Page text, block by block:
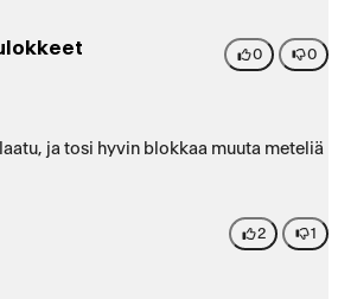
0 0
ja tosi hyvin blokkaa muuta meteliä
2 1